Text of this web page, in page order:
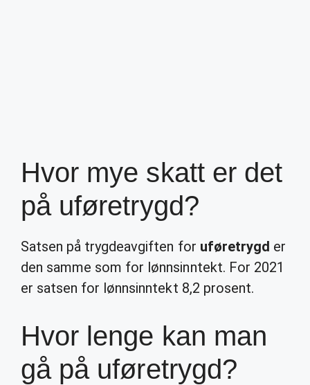
Hvor mye skatt er det
på uføretrygd?
Satsen på trygdeavgiften for uføretrygd er
den samme som for lønnsinntekt. For 2021
er satsen for lønnsinntekt 8,2 prosent.
Hvor lenge kan man
gå på uføretrygd?